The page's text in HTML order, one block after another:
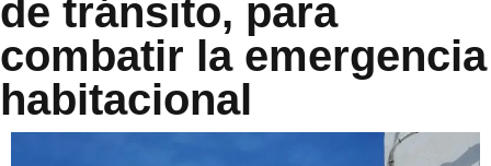
de tránsito, para
combatir la emergencia
habitacional